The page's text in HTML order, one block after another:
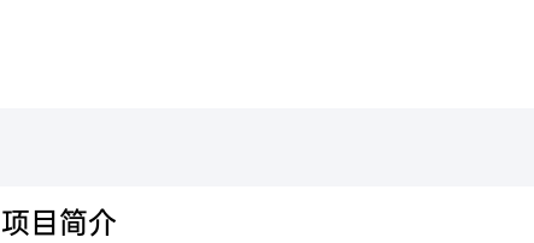
加拿大阿省雇主担保移民
项目简介